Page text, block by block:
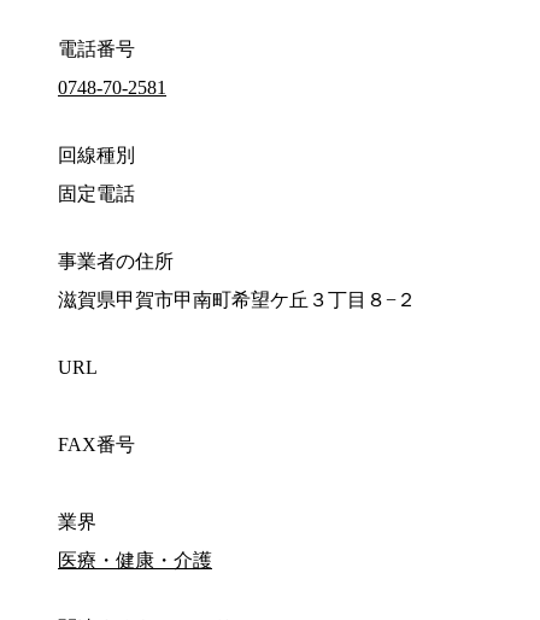
電話番号
0748-70-2581
回線種別
固定電話
事業者の住所
滋賀県甲賀市甲南町希望ケ丘３丁目８−２
URL
FAX番号
業界
医療・健康・介護